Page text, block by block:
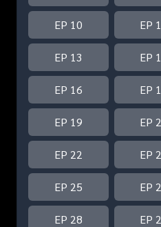
EP 10 EP
EP 13 EP
EP 16 EP
EP 19 EP
EP 22 EP
EP 25 EP
EP 28 EP